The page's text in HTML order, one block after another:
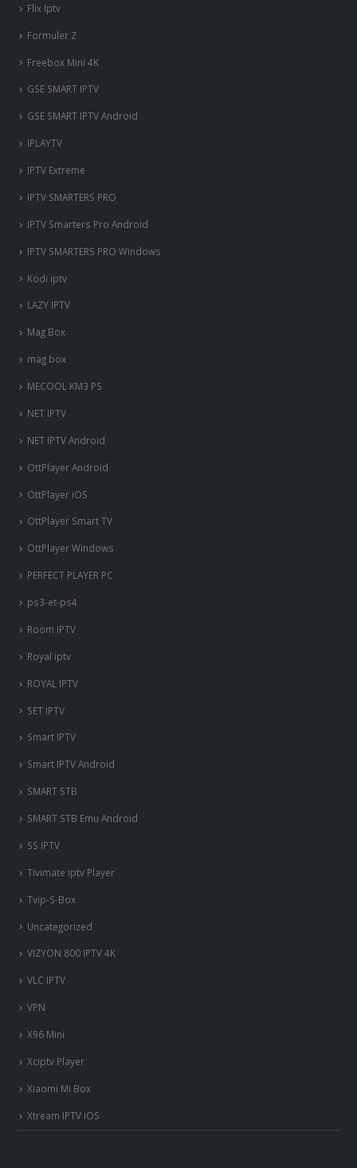
Flix Iptv
Formuler Z
Freebox Mini 4K
‎GSE SMART IPTV
GSE SMART IPTV Android
IPLAYTV
IPTV Extreme
IPTV SMARTERS PRO
IPTV Smarters Pro Android
IPTV SMARTERS PRO Windows
Kodi iptv
LAZY IPTV
Mag Box
mag box
MECOOL KM3 PS
NET IPTV
NET IPTV Android
OttPlayer Android
OttPlayer iOS
OttPlayer Smart TV
OttPlayer Windows
PERFECT PLAYER PC
ps3-et-ps4
Room IPTV
Royal iptv
ROYAL IPTV
SET IPTV
Smart IPTV
Smart IPTV Android
SMART STB
SMART STB Emu Android
SS IPTV
Tivimate iptv Player
Tvip-S-Box
Uncategorized
VIZYON 800 IPTV 4K
VLC IPTV
VPN
X96 Mini
Xciptv Player
Xiaomi Mi Box
Xtream IPTV iOS